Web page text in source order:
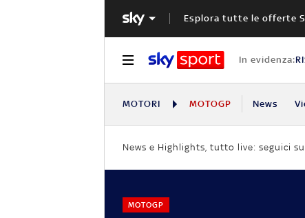
Esplora tutte le offerte
In evidenza:
MOTORI MOTOGP News
News e Highlights, tutto live: seguici su
MOTOGP